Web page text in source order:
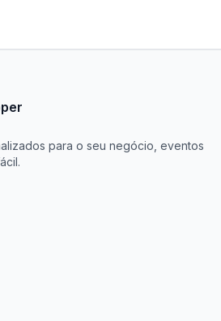
para o seu negócio, eventos